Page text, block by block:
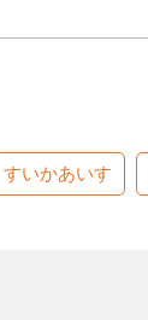
すいかあいす